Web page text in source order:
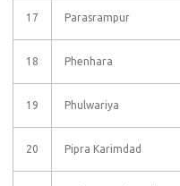
17 Parasrampur
18 Phenhara
19 Phulwariya
20 Pipra Karimdad